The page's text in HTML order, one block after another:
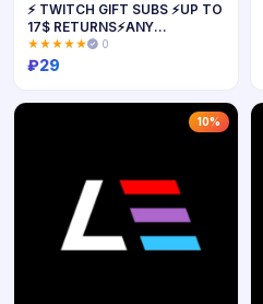
⚡️ TWITCH GIFT SUBS ⚡️UP TO
17$ RETURNS⚡️ANY
QUANTITY⚡
★★★★★ 0
₽29
10%